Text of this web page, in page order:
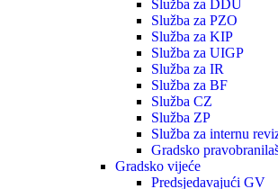
Služba za DDU
Služba za PZO
Služba za KIP
Služba za UIGP
Služba za IR
Služba za BF
Služba CZ
Služba ZP
Služba za internu
Gradsko
Gradsko vijeće
Predsjedavajući GV